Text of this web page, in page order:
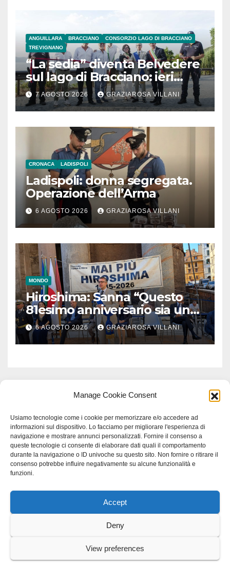
Manage Cookie Consent
Usiamo tecnologie come i cookie per memorizzare e/o accedere ad
informazioni sul dispositivo. Lo facciamo per migliorare l'esperienza di
navigazione e mostrare annunci personalizzati. Fornire il consenso a
queste tecnologie ci consente di elaborare dati quali il comportamento
durante la navigazione o ID univoche su questo sito. Non fornire o ritirare il
consenso potrebbe influire negativamente su alcune funzionalità e
funzioni.
Accept
Deny
View preferences
ANGUILLARA BRACCIANO
CONSORZIO LAGO DI BRACCIANO
TREVIGNANO
“La sedia” diventa Belvedere
sul lago di Bracciano: ieri
l’inaugurazione
7 AGOSTO 2026 GRAZIAROSA VILLANI
CRONACA LADISPOLI
Ladispoli: donna segregata.
Operazione dell’Arma
6 AGOSTO 2026 GRAZIAROSA VILLANI
MONDO
Hiroshima: Sanna “Questo
81esimo anniversario sia un
monito per tutti”
6 AGOSTO 2026 GRAZIAROSA VILLANI
Proudly powered by WordPress|Tema: Newspaperex di
Scienzastudio specialistico bracciano